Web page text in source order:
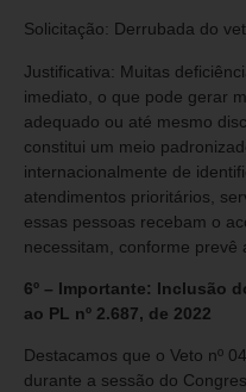
Solicitação: Derrubada do
Justificativa: Muitas
imediato, o que pode gerar
adequado ou até mesmo
constitui um meio
internacionalmente de
atendimentos prioritários,
essas pessoas recebam o
necessitam, conforme prevê
6º – Importante: Inclusão
ao PL nº 2.687, de 2022
Destacamos que o Veto nº
durante a sessão do